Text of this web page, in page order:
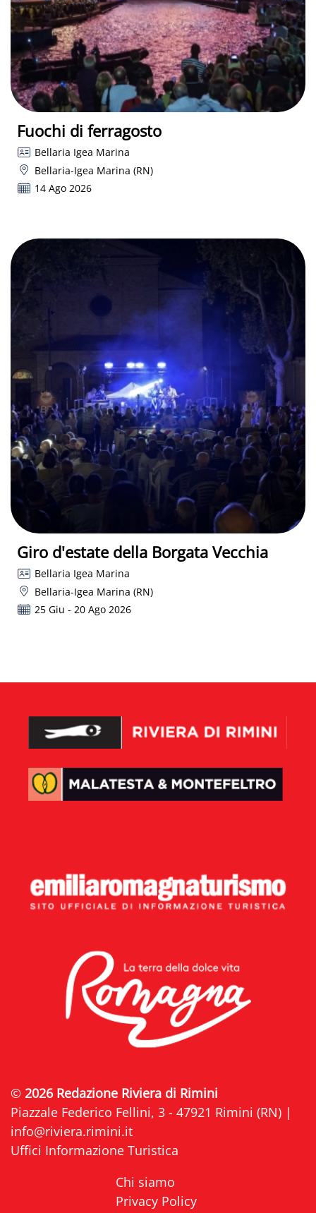
Fuochi di ferragosto
Bellaria Igea Marina
Bellaria-Igea Marina (RN)
14 Ago 2026
Giro d'estate della Borgata Vecchia
Bellaria Igea Marina
Bellaria-Igea Marina (RN)
25 Giu - 20 Ago 2026
© 2026 Redazione Riviera di Rimini
Piazzale Federico Fellini, 3 - 47921 Rimini (RN) |
info@riviera.rimini.it
Uffici Informazione Turistica
Chi siamo
Privacy Policy